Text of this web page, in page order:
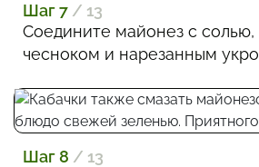
Шаг 7 / 13
Соедините майонез с
чесноком и нарезанным
Шаг 8 / 13